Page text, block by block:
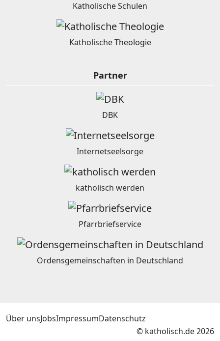
Katholische Schulen
Katholische Theologie
Partner
DBK
Internetseelsorge
katholisch werden
Pfarrbriefservice
Ordensgemeinschaften in Deutschland
Über unsJobsImpressumDatenschutz
© katholisch.de 2026